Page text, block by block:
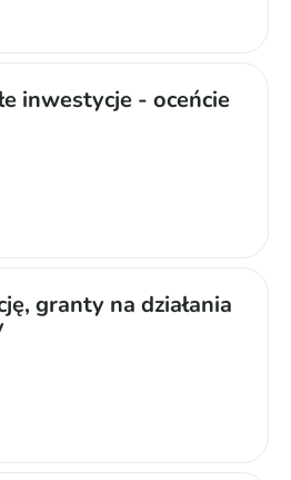
inwestycje - oceńcie
granty na działania